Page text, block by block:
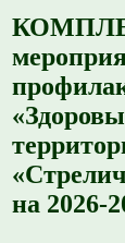
на 2026-